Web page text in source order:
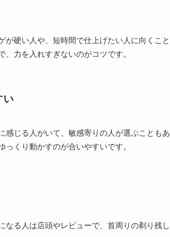
が硬い人や、短時間で仕上げたい人に向くこと
力を入れすぎないのがコツです。
い
感じる人がいて、敏感寄りの人が選ぶこともあ
くり動かすのが合いやすいです。
なる人は店頭やレビューで、首周りの剃り残し